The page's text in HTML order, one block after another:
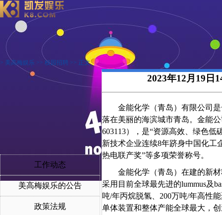
> 美高梅娱乐 >> 校园招聘 >> 正文
工作动态
美高梅娱乐的公告
政策法规
2023年12月19日
金能化学（青岛）有限公司
落在美丽的海滨城市青岛。金能
603113），是“资源高效、绿色
新技术企业连续8年跻身中国化工
热电联产奖”等多项荣誉称号。
金能化学（青岛）在建的新
采用目前全球最先进的lummus及
吨/年丙烷脱氢、200万吨/年高性
单体装置和整体产能全球最大，